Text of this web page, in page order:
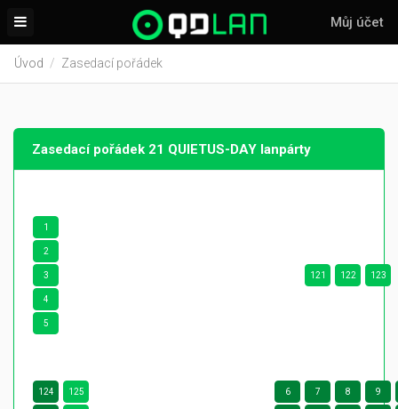
Můj účet
Úvod Zasedací pořádek
Zasedací pořádek 21 QUIETUS-DAY lanpárty
1
2
3 121 122 123
4
5
124 125 6 7 8 9